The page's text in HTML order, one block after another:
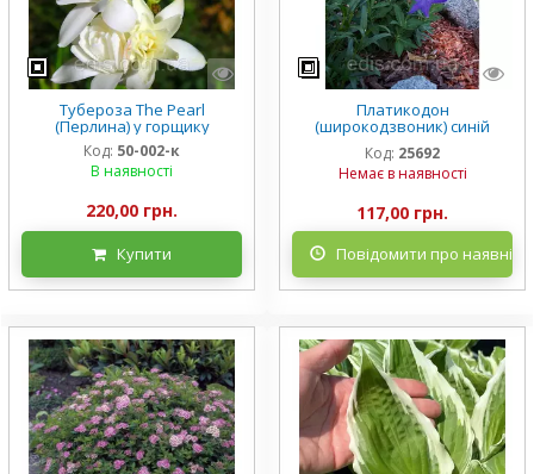
Тубероза The Pearl
(Перлина) у горщику
Код: 50-002-к
В наявності
220,00 грн.
Купити
Платикодон
(широкодзвоник) синій
низькорослий Mariesii у
горщику
Код: 25692
Немає в наявності
117,00 грн.
Повідомити про